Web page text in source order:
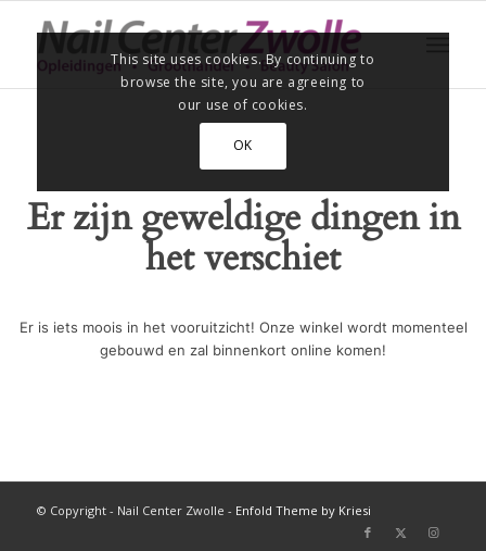
Er zijn geweldige dingen in
het verschiet
Er is iets moois in het vooruitzicht! Onze winkel wordt momenteel
gebouwd en zal binnenkort online komen!
© Copyright - Nail Center Zwolle - Enfold Theme by Kriesi
This site uses cookies. By continuing to
browse the site, you are agreeing to
our use of cookies.
OK